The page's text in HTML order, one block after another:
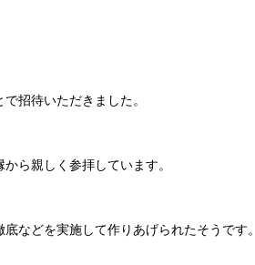
招待いただきました。
ら親しく参拝しています。
などを実施して作りあげられたそうです。